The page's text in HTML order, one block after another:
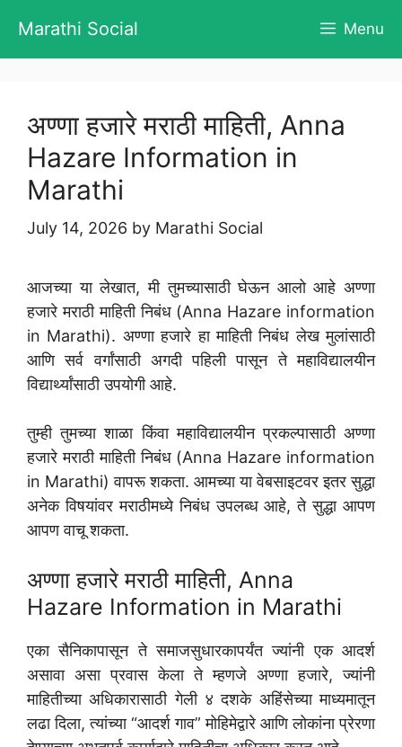
content
Marathi Social Menu
अण्णा हजारे मराठी माहिती, Anna
Hazare Information in
Marathi
July 14, 2026 by Marathi Social
आजच्या या लेखात, मी तुमच्यासाठी घेऊन आलो आहे अण्णा
हजारे मराठी माहिती निबंध (Anna Hazare information
in Marathi). अण्णा हजारे हा माहिती निबंध लेख मुलांसाठी
आणि सर्व वर्गांसाठी अगदी पहिली पासून ते महाविद्यालयीन
विद्यार्थ्यांसाठी उपयोगी आहे.
तुम्ही तुमच्या शाळा किंवा महाविद्यालयीन प्रकल्पासाठी अण्णा
हजारे मराठी माहिती निबंध (Anna Hazare information
in Marathi) वापरू शकता. आमच्या या वेबसाइटवर इतर सुद्धा
अनेक विषयांवर मराठीमध्ये निबंध उपलब्ध आहे, ते सुद्धा आपण
आपण वाचू शकता.
अण्णा हजारे मराठी माहिती, Anna
Hazare Information in Marathi
एका सैनिकापासून ते समाजसुधारकापर्यंत ज्यांनी एक आदर्श
असावा असा प्रवास केला ते म्हणजे अण्णा हजारे, ज्यांनी
माहितीच्या अधिकारासाठी गेली ४ दशके अहिंसेच्या माध्यमातून
लढा दिला, त्यांच्या “आदर्श गाव” मोहिमेद्वारे आणि लोकांना प्रेरणा